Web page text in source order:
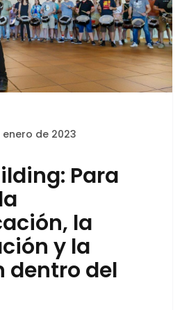
enero de 2023
Para
la
y la
dentro del